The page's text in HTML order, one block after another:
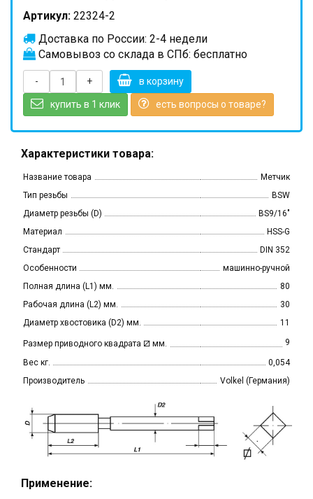
Артикул: 22324-2
Доставка по России: 2-4 недели
Самовывоз со склада в СПб: бесплатно
- + в корзину
купить в 1 клик есть вопросы о товаре?
Характеристики товара:
Название товара
Метчик
Тип резьбы
BSW
Диаметр резьбы (D)
BS9/16"
Материал
HSS-G
Стандарт
DIN 352
Особенности
машинно-ручной
Полная длина (L1) мм.
80
Рабочая длина (L2) мм.
30
Диаметр хвостовика (D2) мм.
11
Размер приводного квадрата ⧄ мм. 9
Вес кг.
0,054
Производитель
Volkel (Германия)
Применение: